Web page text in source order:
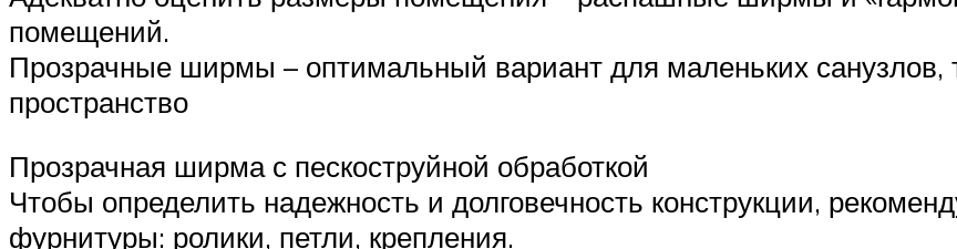
помещений.
Прозрачные ширмы – оптимальный вариант для маленьких санузлов,
пространство
Прозрачная ширма с пескоструйной обработкой
Чтобы определить надежность и долговечность конструкции,
фурнитуры: ролики, петли, крепления.